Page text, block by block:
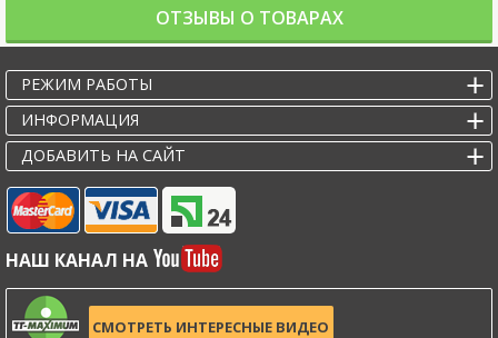
ОТЗЫВЫ О ТОВАРАХ
РЕЖИМ РАБОТЫ
ИНФОРМАЦИЯ
ДОБАВИТЬ НА САЙТ
НАШ КАНАЛ НА
СМОТРЕТЬ ИНТЕРЕСНЫЕ ВИДЕО